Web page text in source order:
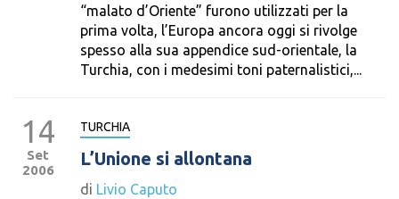
“malato d’Oriente” furono utilizzati per la
prima volta, l’Europa ancora oggi si rivolge
spesso alla sua appendice sud-orientale, la
Turchia, con i medesimi toni paternalistici,...
14
Set
2006
TURCHIA
L’Unione si allontana
di Livio Caputo